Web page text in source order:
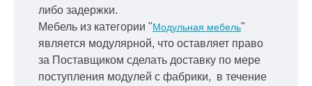
либо задержки.
Мебель из категории "Модульная мебель"
является модулярной, что оставляет право
за Поставщиком сделать доставку по мере
поступления модулей с фабрики, в течение